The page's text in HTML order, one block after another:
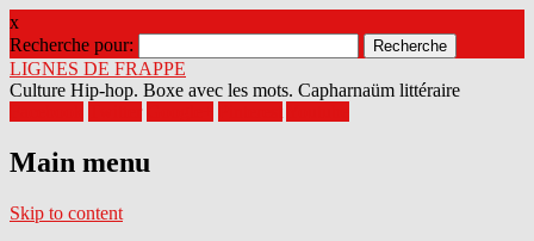
x
Recherche pour:
LIGNES DE FRAPPE
Culture Hip-hop. Boxe avec les mots. Capharnaüm littéraire
Main menu
Skip to content